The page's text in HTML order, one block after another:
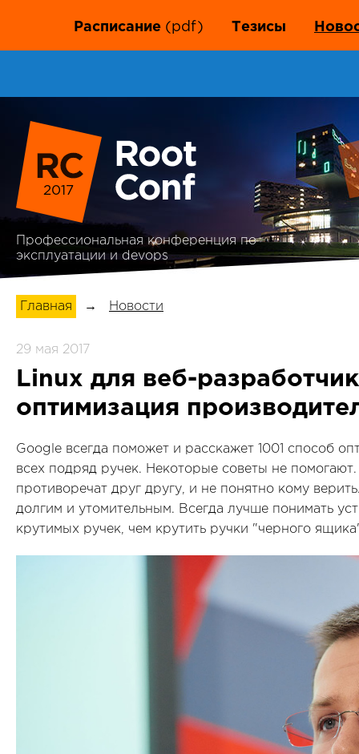
Расписание (pdf) Тезисы
2017
Профессиональная конференция по
эксплуатации и devops
Главная → Новости
29 мая 2017
Linux для веб-
оптимизация
Google всегда поможет и расскажет 1001 способ
всех подряд ручек. Некоторые советы не
противоречат друг другу, и не понятно кому
долгим и утомительным. Всегда лучше понимать
крутимых ручек, чем крутить ручки "черного